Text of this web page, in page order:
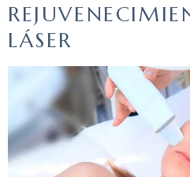
LÁSER